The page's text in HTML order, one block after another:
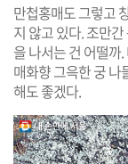
만첩홍매도 그렇고
지 않고 있다. 조만
을 나서는 건 어떨까
매화향 그윽한 궁 나
해도 좋겠다.